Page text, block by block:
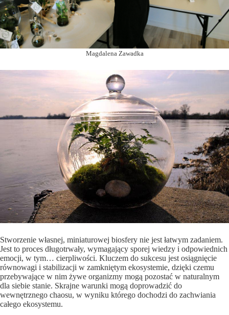
Magdalena Zawadka
Stworzenie własnej, miniaturowej biosfery nie jest łatwym zadaniem.
Jest to proces długotrwały, wymagający sporej wiedzy i odpowiednich
emocji, w tym… cierpliwości. Kluczem do sukcesu jest osiągnięcie
równowagi i stabilizacji w zamkniętym ekosystemie, dzięki czemu
przebywające w nim żywe organizmy mogą pozostać w naturalnym
dla siebie stanie. Skrajne warunki mogą doprowadzić do
wewnętrznego chaosu, w wyniku którego dochodzi do zachwiania
całego ekosystemu.